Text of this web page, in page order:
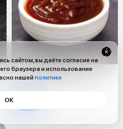
Соус «Барбекю»
сайтом, вы даёте согласие на
браузера и использование
нашей политике
ОК